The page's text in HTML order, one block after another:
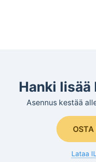
Hanki
Asennus kestää
OSTA
Lataa